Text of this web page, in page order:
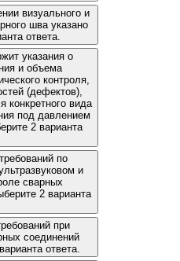
визуального и
шва указано
ответа.
указания о
и объема
контроля,
(дефектов),
вида
под давлением
2 варианта
по
и
сварных
2 варианта
при
соединений
ответа.